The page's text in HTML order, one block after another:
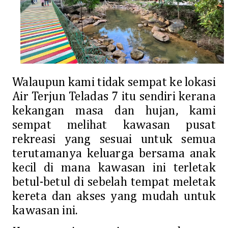
Walaupun kami tidak sempat ke lokasi
Air Terjun Teladas 7 itu sendiri kerana
kekangan masa dan hujan, kami
sempat melihat kawasan pusat
rekreasi yang sesuai untuk semua
terutamanya keluarga bersama anak
kecil di mana kawasan ini terletak
betul-betul di sebelah tempat meletak
kereta dan akses yang mudah untuk
kawasan ini.